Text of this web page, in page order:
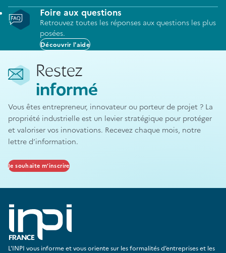
Foire aux questions
Retrouvez toutes les réponses aux questions les plus
posées.
Découvrir l'aide
Restez
informé
Vous êtes entrepreneur, innovateur ou porteur de projet ? La
propriété industrielle est un levier stratégique pour protéger
et valoriser vos innovations. Recevez chaque mois, notre
lettre d’information.
Je souhaite m’inscrire
L'INPI vous informe et vous oriente sur les formalités d’entreprises et les